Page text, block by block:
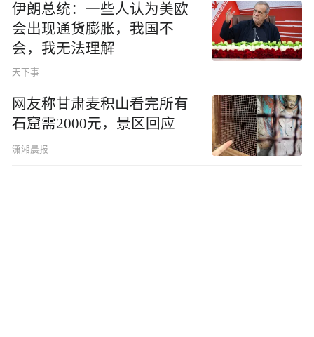
伊朗总统：一些人认为美欧
会出现通货膨胀，我国不
会，我无法理解
天下事
网友称甘肃麦积山看完所有
石窟需2000元，景区回应
潇湘晨报